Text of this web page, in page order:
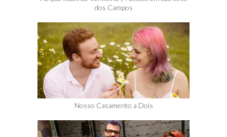
dos Campos
Nosso Casamento a Dois